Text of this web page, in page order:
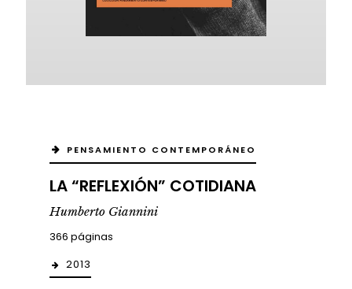
PENSAMIENTO CONTEMPORÁNEO
LA “REFLEXIÓN” COTIDIANA
Humberto Giannini
366 páginas
2013